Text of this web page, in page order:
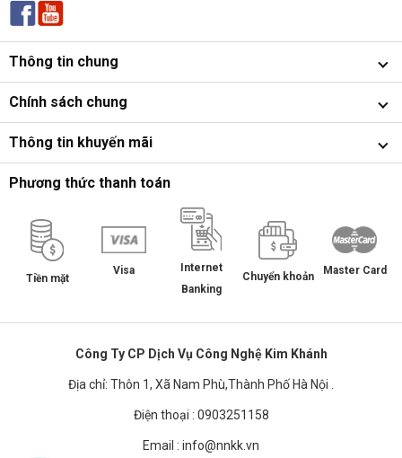
Thông tin chung
Chính sách chung
Thông tin khuyến mãi
Phương thức thanh toán
Tiền mặt
Visa
Internet
Banking
Chuyển khoản Master Card
Công Ty CP Dịch Vụ Công Nghệ Kim Khánh
Địa chỉ: Thôn 1, Xã Nam Phù,Thành Phố Hà Nội .
Điện thoại : 0903251158
Email : info@nnkk.vn